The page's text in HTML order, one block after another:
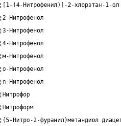
¦[1-(4-Нитрофенил)]-2-
¦2-Нитрофенол
¦3-Нитрофенол
¦4-Нитрофенол
¦м-Нитрофенол
¦о-Нитрофенол
¦n-Нитрофенол
¦Нитрофор
¦Нитроформ
¦(5-Нитро-2-фуранил)метандиол